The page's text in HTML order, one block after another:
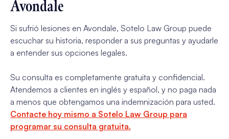
Avondale
Si sufrió lesiones en Avondale, Sotelo Law Group puede
escuchar su historia, responder a sus preguntas y ayudarle
a entender sus opciones legales.
Su consulta es completamente gratuita y confidencial.
Atendemos a clientes en inglés y español, y no paga nada
a menos que obtengamos una indemnización para usted.
Contacte hoy mismo a Sotelo Law Group para
programar su consulta gratuita.